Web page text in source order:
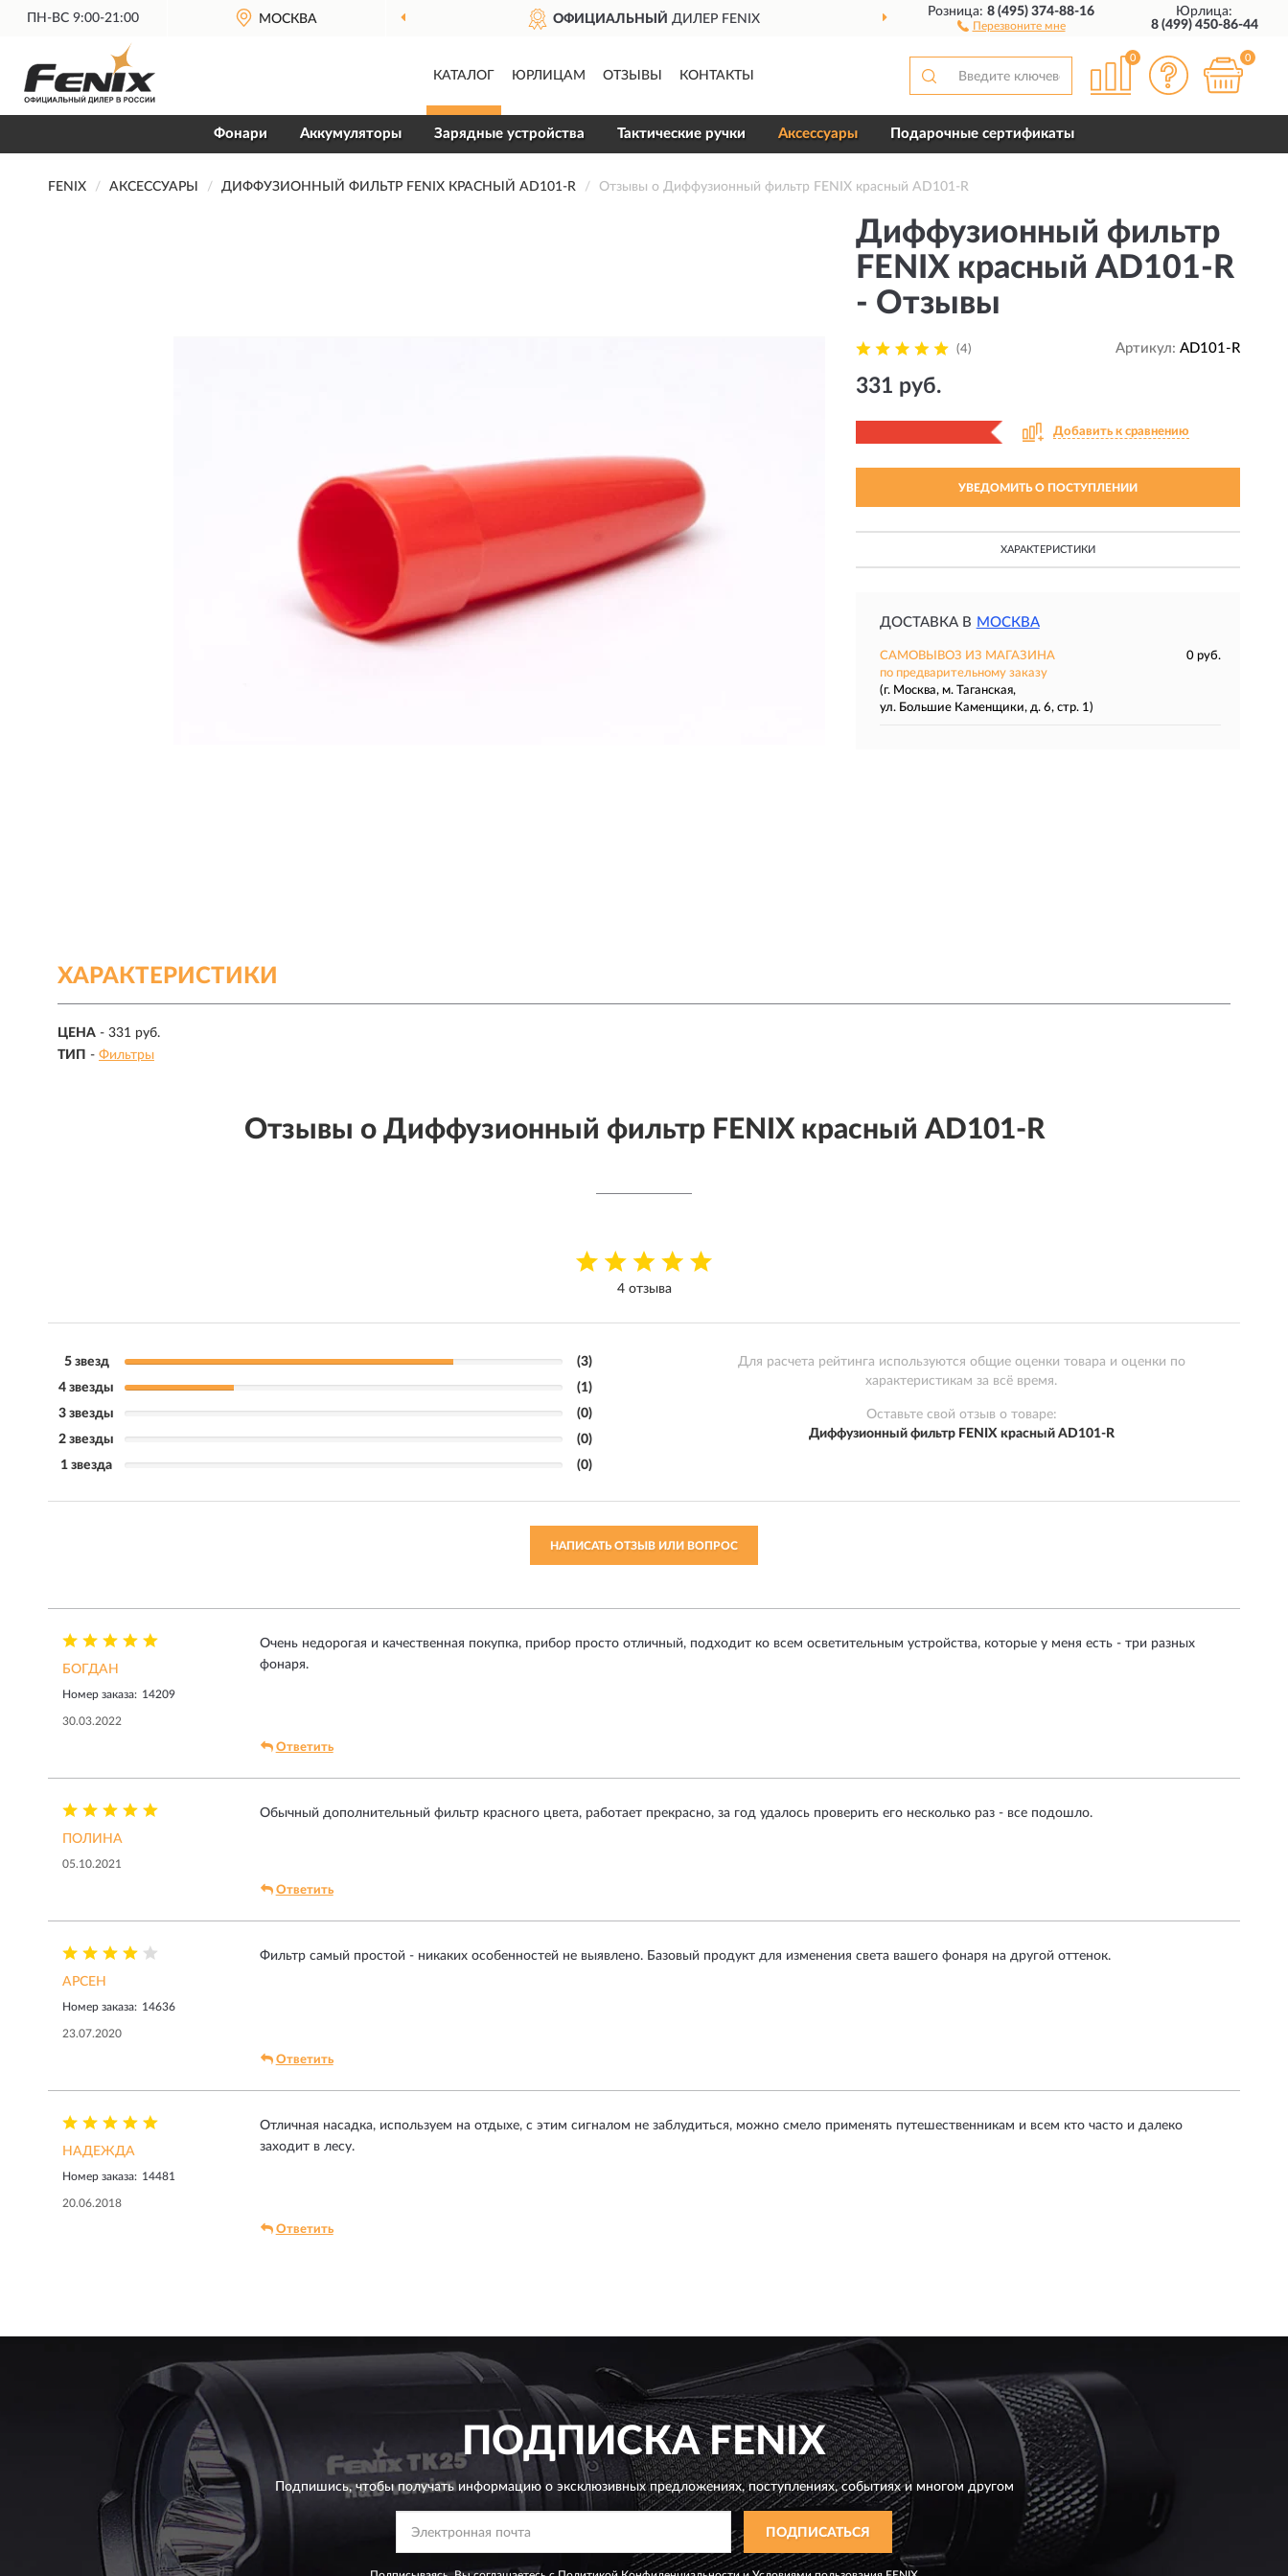
ПН-ВС 9:00-21:00 МОСКВА ОФИЦИАЛЬНЫЙ ДИЛЕР FENIX ДОСТАВИМ ПО ВСЕЙ РОССИИ
Розница:8 (495) 374-88-16
Перезвоните мне
Юрлица:
8 (499) 450-86-44
КАТАЛОГ ЮРЛИЦАМ ОТЗЫВЫ КОНТАКТЫ
0 0
Фонари Аккумуляторы Зарядные устройства Тактические ручки Аксессуары Подарочные сертификаты
FENIX АКСЕССУАРЫ ДИФФУЗИОННЫЙ ФИЛЬТР FENIX КРАСНЫЙ AD101-R Отзывы о Диффузионный фильтр FENIX красный AD101-R
Диффузионный фильтр
FENIX красный AD101-R
- Отзывы
(4) Артикул: AD101-R
331 руб.
Добавить к сравнению
УВЕДОМИТЬ О ПОСТУПЛЕНИИ
ХАРАКТЕРИСТИКИ
ДОСТАВКА В МОСКВА
САМОВЫВОЗ ИЗ МАГАЗИНА
0 руб.
по предварительному заказу
(г. Москва, м. Таганская,
ул. Большие Каменщики, д. 6, стр. 1)
ХАРАКТЕРИСТИКИ
ЦЕНА - 331 руб.
ТИП - Фильтры
Отзывы о Диффузионный фильтр FENIX красный AD101-R
4 отзыва
5 звезд
(3)
4 звезды
(1)
3 звезды
(0)
2 звезды
(0)
1 звезда
(0)
Для расчета рейтинга используются общие оценки товара и оценки по
характеристикам за всё время.
Оставьте свой отзыв о товаре:
Диффузионный фильтр FENIX красный AD101-R
НАПИСАТЬ ОТЗЫВ ИЛИ ВОПРОС
БОГДАН
Номер заказа: 14209
30.03.2022
Очень недорогая и качественная покупка, прибор просто отличный, подходит ко всем осветительным устройства, которые у меня есть - три разных
фонаря.
Ответить
ПОЛИНА
05.10.2021
Обычный дополнительный фильтр красного цвета, работает прекрасно, за год удалось проверить его несколько раз - все подошло.
Ответить
АРСЕН
Номер заказа: 14636
23.07.2020
Фильтр самый простой - никаких особенностей не выявлено. Базовый продукт для изменения света вашего фонаря на другой оттенок.
Ответить
НАДЕЖДА
Номер заказа: 14481
20.06.2018
Отличная насадка, используем на отдыхе, с этим сигналом не заблудиться, можно смело применять путешественникам и всем кто часто и далеко
заходит в лесу.
Ответить
ПОДПИСКАFENIX
Подпишись, чтобы получать информацию о эксклюзивных предложениях,поступлениях, событиях и многом другом
ПОДПИСАТЬСЯ